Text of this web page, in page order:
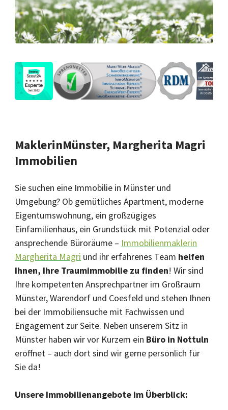
MaklerinMünster, Margherita Magri
Immobilien
Sie suchen eine Immobilie in Münster und
Umgebung? Ob gemütliches Apartment, moderne
Eigentumswohnung, ein großzügiges
Einfamilienhaus, ein Grundstück mit Potenzial oder
ansprechende Büroräume – Immobilienmaklerin
Margherita Magri und ihr erfahrenes Team helfen
Ihnen, Ihre Traumimmobilie zu finden! Wir sind
Ihre kompetenten Ansprechpartner im Großraum
Münster, Warendorf und Coesfeld und stehen Ihnen
bei der Immobiliensuche mit Fachwissen und
Engagement zur Seite. Neben unserem Sitz in
Münster haben wir vor Kurzem ein Büro in Nottuln
eröffnet – auch dort sind wir gerne persönlich für
Sie da!
Unsere Immobilienangebote im Überblick: